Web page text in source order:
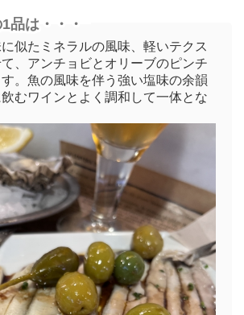
品は・・・
似たミネラルの風味、軽いテクス
、アンチョビとオリーブのピンチ
。魚の風味を伴う強い塩味の余韻
むワインとよく調和して一体とな